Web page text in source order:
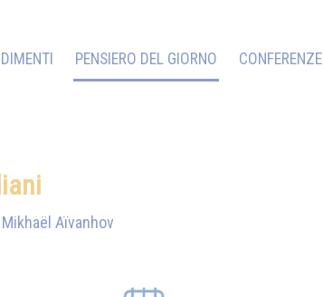
PENSIERO DEL GIORNO
CONFERENZE
Aïvanhov